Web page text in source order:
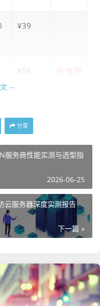
¥39
¥56
点击购
¥74
¥149
¥306
线路｜原生双 ISP｜独
TikTok、直播，店铺，C
、游戏等业务与AI 等访
--
分享
服务商性能实测与选型指
2026-06-25
云服务器深度实测报告
下一篇 »